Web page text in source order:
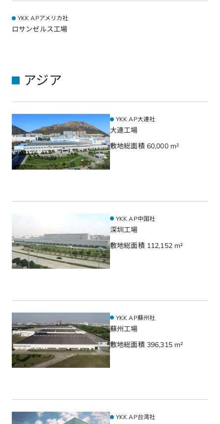
YKK APアメリカ社
ロサンゼルス工場
アジア
YKK AP大連社
大連工場
敷地総面積 60,000 m²
YKK AP中国社
深圳工場
敷地総面積 112,152 m²
YKK AP蘇州社
蘇州工場
敷地総面積 396,315 m²
YKK AP台湾社